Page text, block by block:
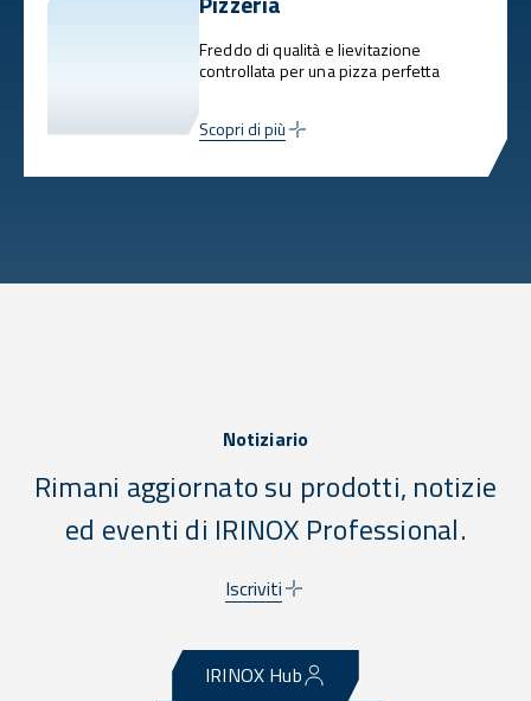
Freddo di qualità e lievitazione
controllata per una pizza perfetta
Scopri di più
Notiziario
Rimani aggiornato su prodotti, notizie
ed eventi di IRINOX Professional.
Iscriviti
IRINOX Hub